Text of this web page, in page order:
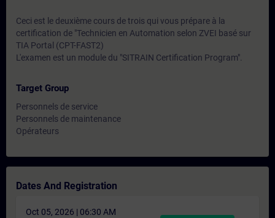
Ceci est le deuxième cours de trois qui vous prépare à la
certification de "Technicien en Automation selon ZVEI basé sur
TIA Portal (CPT-FAST2)
L'examen est un module du "SITRAIN Certification Program".
Target Group
Personnels de service
Personnels de maintenance
Opérateurs
Dates And Registration
Oct 05, 2026 | 06:30 AM